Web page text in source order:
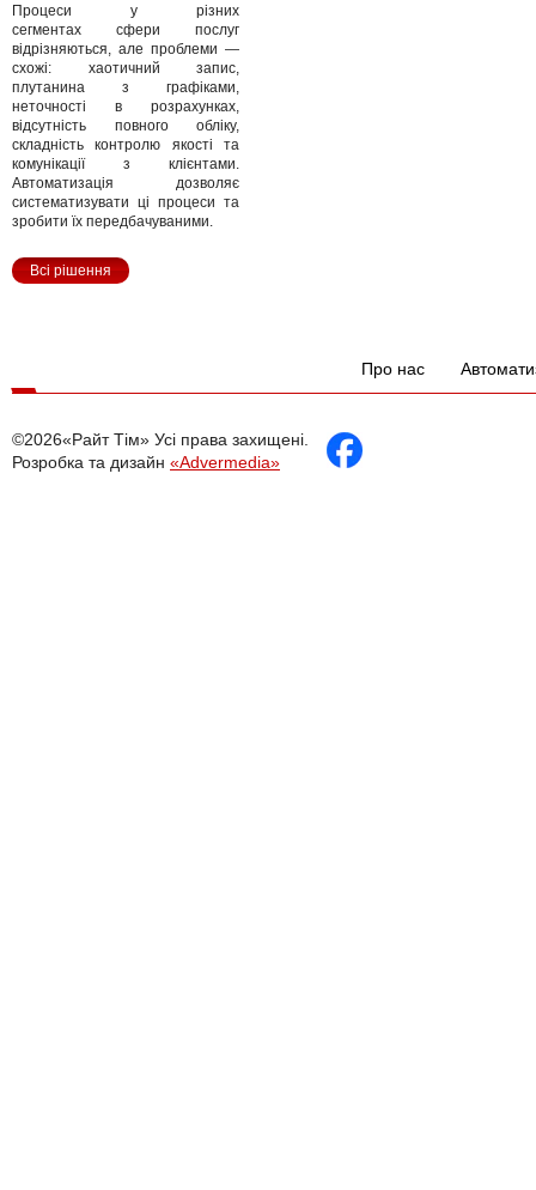
Процеси у різних
сегментах сфери послуг
відрізняються, але проблеми —
схожі: хаотичний запис,
плутанина з графіками,
неточності в розрахунках,
відсутність повного обліку,
складність контролю якості та
комунікації з клієнтами.
Автоматизація дозволяє
систематизувати ці процеси та
зробити їх передбачуваними.
Всі рішення
Про нас
©2026«Райт Тім» Усі права захищені.
Розробка та дизайн «Advermedia»